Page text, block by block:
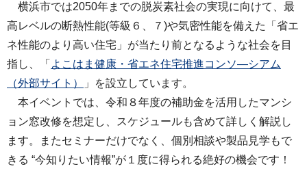
横浜市では2050年までの脱炭素社会の実現に向けて、最
高レベルの断熱性能(等級６、７)や気密性能を備えた「省エ
ネ性能のより高い住宅」が当たり前となるような社会を目
指し、「 よこはま健康・省エネ住宅推進コンソ―シアム
（外部サイト）
」を設立しています。
本イベントでは、令和８年度の補助金を活用したマンシ
ョン窓改修を想定し、スケジュールも含めて詳しく解説し
ます。またセミナーだけでなく、個別相談や製品見学もで
きる “今知りたい情報”が１度に得られる絶好の機会です！